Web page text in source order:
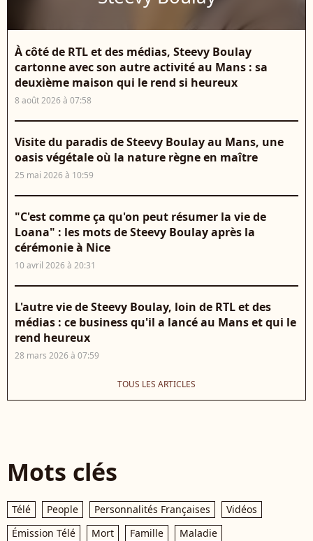
À côté de RTL et des médias, Steevy Boulay
cartonne avec son autre activité au Mans : sa
deuxième maison qui le rend si heureux
8 août 2026 à 07:58
Visite du paradis de Steevy Boulay au Mans, une
oasis végétale où la nature règne en maître
25 mai 2026 à 10:59
"C'est comme ça qu'on peut résumer la vie de
Loana" : les mots de Steevy Boulay après la
cérémonie à Nice
10 avril 2026 à 20:31
L'autre vie de Steevy Boulay, loin de RTL et des
médias : ce business qu'il a lancé au Mans et qui le
rend heureux
28 mars 2026 à 07:59
TOUS LES ARTICLES
Mots clés
Télé People Personnalités Françaises
Vidéos
Émission Télé
Mort Famille Maladie